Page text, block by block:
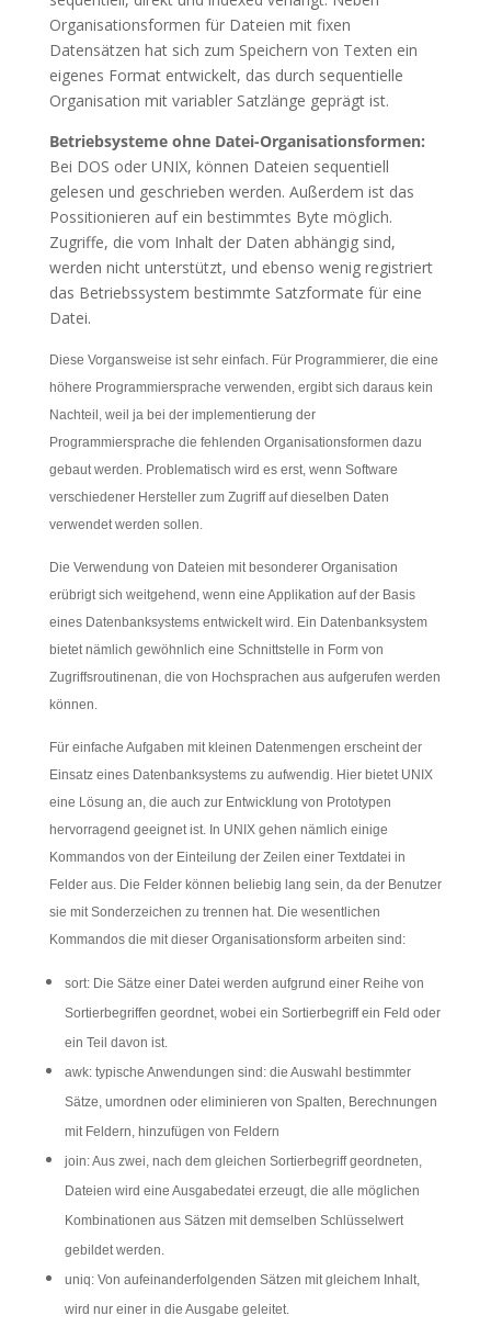
Organisationsformen für Dateien mit fixen
Datensätzen hat sich zum Speichern von Texten ein
eigenes Format entwickelt, das durch sequentielle
Organisation mit variabler Satzlänge geprägt ist.
Betriebsysteme ohne Datei-Organisationsformen:
Bei DOS oder UNIX, können Dateien sequentiell
gelesen und geschrieben werden. Außerdem ist das
Possitionieren auf ein bestimmtes Byte möglich.
Zugriffe, die vom Inhalt der Daten abhängig sind,
werden nicht unterstützt, und ebenso wenig registriert
das Betriebssystem bestimmte Satzformate für eine
Datei.
Diese Vorgansweise ist sehr einfach. Für Programmierer, die eine
höhere Programmiersprache verwenden, ergibt sich daraus kein
Nachteil, weil ja bei der implementierung der
Programmiersprache die fehlenden Organisationsformen dazu
gebaut werden. Problematisch wird es erst, wenn Software
verschiedener Hersteller zum Zugriff auf dieselben Daten
verwendet werden sollen.
Die Verwendung von Dateien mit besonderer Organisation
erübrigt sich weitgehend, wenn eine Applikation auf der Basis
eines Datenbanksystems entwickelt wird. Ein Datenbanksystem
bietet nämlich gewöhnlich eine Schnittstelle in Form von
Zugriffsroutinenan, die von Hochsprachen aus aufgerufen werden
können.
Für einfache Aufgaben mit kleinen Datenmengen erscheint der
Einsatz eines Datenbanksystems zu aufwendig. Hier bietet UNIX
eine Lösung an, die auch zur Entwicklung von Prototypen
hervorragend geeignet ist. In UNIX gehen nämlich einige
Kommandos von der Einteilung der Zeilen einer Textdatei in
Felder aus. Die Felder können beliebig lang sein, da der Benutzer
sie mit Sonderzeichen zu trennen hat. Die wesentlichen
Kommandos die mit dieser Organisationsform arbeiten sind:
sort: Die Sätze einer Datei werden aufgrund einer Reihe von
Sortierbegriffen geordnet, wobei ein Sortierbegriff ein Feld oder
ein Teil davon ist.
awk: typische Anwendungen sind: die Auswahl bestimmter
Sätze, umordnen oder eliminieren von Spalten, Berechnungen
mit Feldern, hinzufügen von Feldern
join: Aus zwei, nach dem gleichen Sortierbegriff geordneten,
Dateien wird eine Ausgabedatei erzeugt, die alle möglichen
Kombinationen aus Sätzen mit demselben Schlüsselwert
gebildet werden.
uniq: Von aufeinanderfolgenden Sätzen mit gleichem Inhalt,
wird nur einer in die Ausgabe geleitet.